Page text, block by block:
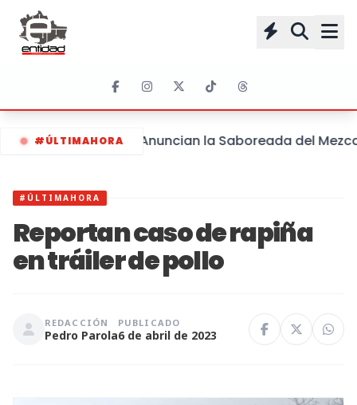
#ÚLTIMAHORA Anuncian la Saboreada del
#ÚLTIMAHORA
Reportan caso de rapiña
en tráiler de pollo
REDACCIÓN
Pedro Parola
PUBLICADO
6 de abril de 2023